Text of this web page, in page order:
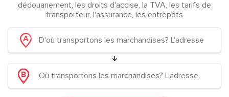
dédouanement, les droits d'accise, la TVA, les tarifs de
transporteur, l'assurance, les entrepôts